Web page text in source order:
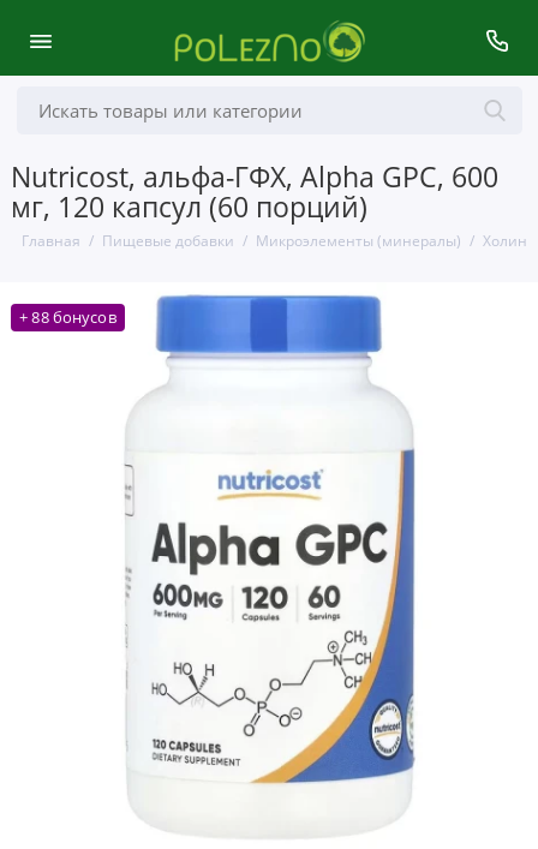
Nutricost, альфа-ГФХ, Alpha GPC, 600
мг, 120 капсул (60 порций)
Главная Пищевые добавки Микроэлементы (минералы) Холин
+ 88 бонусов